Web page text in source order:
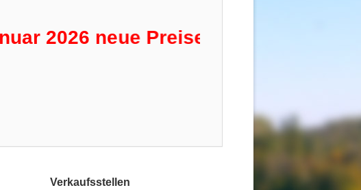
neue Preise für Angelkarten!
Verkaufsstellen